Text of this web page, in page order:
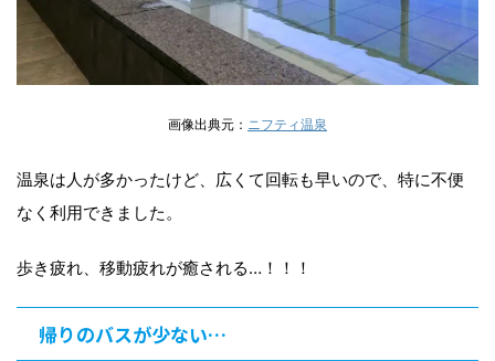
画像出典元： ニフティ温泉
温泉は人が多かったけど、広くて回転も早いので、特に不便
なく利用できました。
歩き疲れ、移動疲れが癒される…！！！
帰りのバスが少ない…